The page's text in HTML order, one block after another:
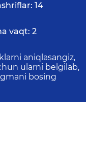
14
vaqt: 2
aniqlasangiz,
ularni belgilab,
bosing